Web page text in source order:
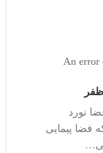
An error
نورد
فضا پیمایی